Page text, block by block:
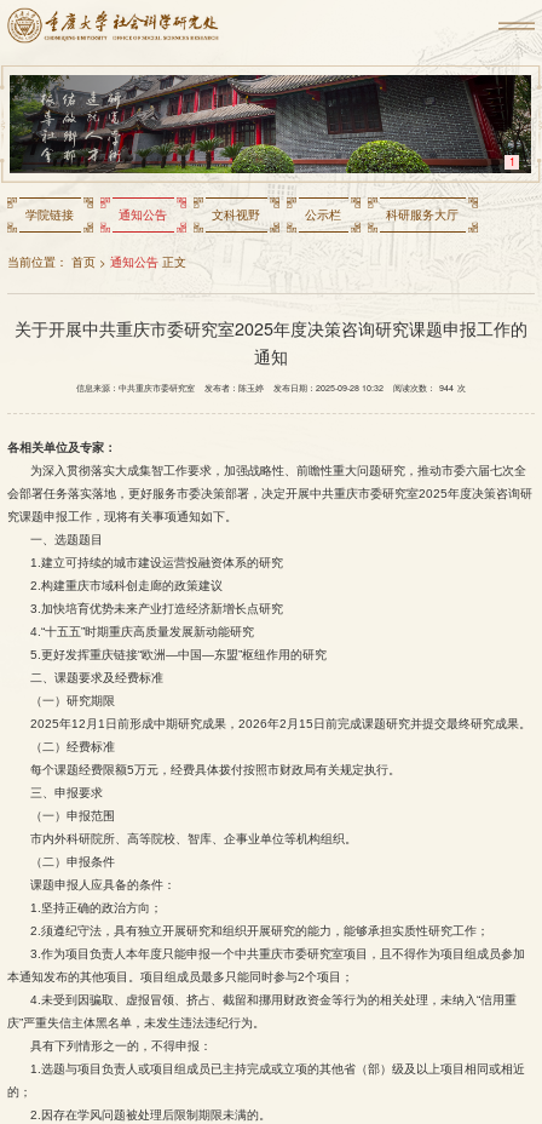
1
学院链接 通知公告 文科视野 公示栏 科研服务大厅
当前位置： 首页> 通知公告正文
关于开展中共重庆市委研究室2025年度决策咨询研究课题申报工作的
通知
信息来源：中共重庆市委研究室 发布者：陈玉婷 发布日期：2025-09-28 10:32 阅读次数： 944 次
各相关单位及专家：
为深入贯彻落实大成集智工作要求，加强战略性、前瞻性重大问题研究，推动市委六届七次全
会部署任务落实落地，更好服务市委决策部署，决定开展中共重庆市委研究室2025年度决策咨询研
究课题申报工作，现将有关事项通知如下。
一、选题题目
1.建立可持续的城市建设运营投融资体系的研究
2.构建重庆市域科创走廊的政策建议
3.加快培育优势未来产业打造经济新增长点研究
4.“十五五”时期重庆高质量发展新动能研究
5.更好发挥重庆链接“欧洲—中国—东盟”枢纽作用的研究
二、课题要求及经费标准
（一）研究期限
2025年12月1日前形成中期研究成果，2026年2月15日前完成课题研究并提交最终研究成果。
（二）经费标准
每个课题经费限额5万元，经费具体拨付按照市财政局有关规定执行。
三、申报要求
（一）申报范围
市内外科研院所、高等院校、智库、企事业单位等机构组织。
（二）申报条件
课题申报人应具备的条件：
1.坚持正确的政治方向；
2.须遵纪守法，具有独立开展研究和组织开展研究的能力，能够承担实质性研究工作；
3.作为项目负责人本年度只能申报一个中共重庆市委研究室项目，且不得作为项目组成员参加
本通知发布的其他项目。项目组成员最多只能同时参与2个项目；
4.未受到因骗取、虚报冒领、挤占、截留和挪用财政资金等行为的相关处理，未纳入“信用重
庆”严重失信主体黑名单，未发生违法违纪行为。
具有下列情形之一的，不得申报：
1.选题与项目负责人或项目组成员已主持完成或立项的其他省（部）级及以上项目相同或相近
的；
2.因存在学风问题被处理后限制期限未满的。